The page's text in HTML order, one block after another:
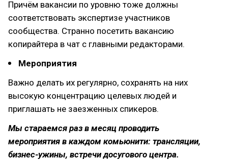
Причём вакансии по уровню тоже должны
соответствовать экспертизе участников
сообщества. Странно посетить вакансию
копирайтера в чат с главными редакторами.
Мероприятия
Важно делать их регулярно, сохранять на них
высокую концентрацию целевых людей и
приглашать не заезженных спикеров.
Мы стараемся раз в месяц проводить
мероприятия в каждом комьюнити: трансляции,
бизнес-ужины, встречи досугового центра.